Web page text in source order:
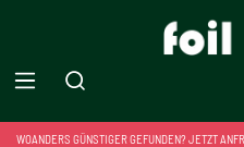
WOANDERS GÜNSTIGER GEFUNDEN? JETZT